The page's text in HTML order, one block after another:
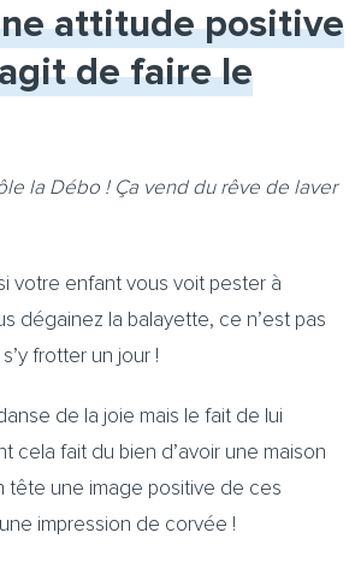
attitude positive
de faire le
la Débo ! Ça vend du rêve de laver
votre enfant vous voit pester à
dégainez la balayette, ce n’est pas
frotter un jour !
de la joie mais le fait de lui
cela fait du bien d’avoir une maison
tête une image positive de ces
impression de corvée !